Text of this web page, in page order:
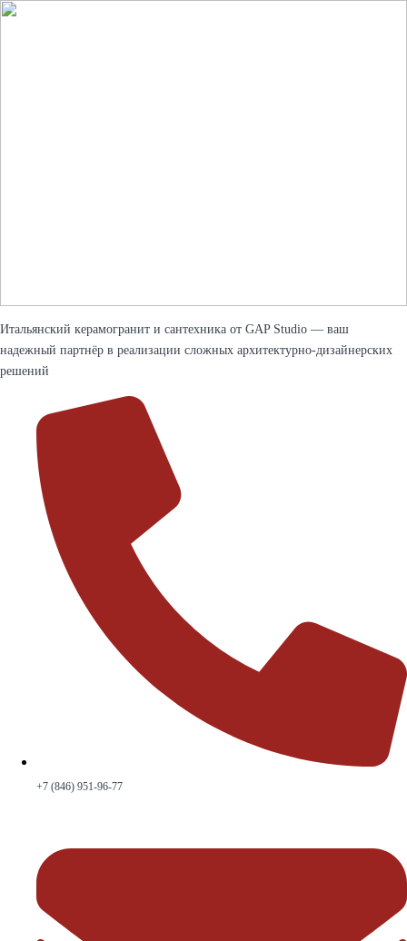
Итальянский керамогранит и сантехника от GAP Studio — ваш
надежный партнёр в реализации сложных архитектурно-дизайнерских
решений
+7 (846) 951-96-77